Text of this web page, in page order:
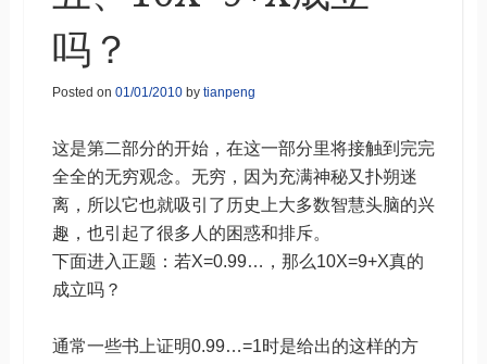
吗？
Posted on 01/01/2010by tianpeng
这是第二部分的开始，在这一部分里将接触到完完
全全的无穷观念。无穷，因为充满神秘又扑朔迷
离，所以它也就吸引了历史上大多数智慧头脑的兴
趣，也引起了很多人的困惑和排斥。
下面进入正题：若X=0.99…，那么10X=9+X真的
成立吗？
通常一些书上证明0.99…=1时是给出的这样的方